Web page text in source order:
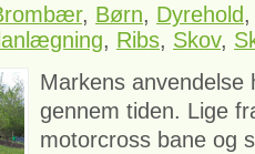
, Børn, Dyrehold
, Ribs, Skov,
Markens
gennem tiden. Lige
motorcross bane og